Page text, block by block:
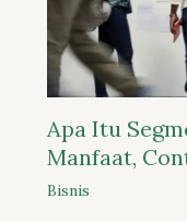
Apa Itu
Manfaat,
Bisnis